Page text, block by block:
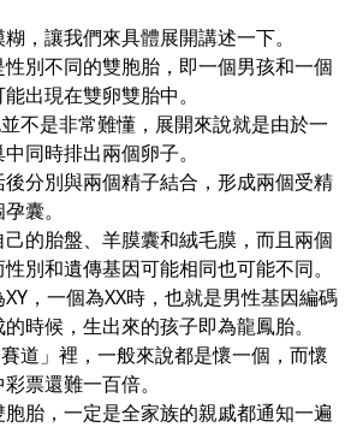
，讓我們來具體展開講述一下。
別不同的雙胞胎，即一個男孩和一個
出現在雙卵雙胎中。
不是非常難懂，展開來說就是由於一
同時排出兩個卵子。
分別與兩個精子結合，形成兩個受精
囊。
的胎盤、羊膜囊和絨毛膜，而且兩個
別和遺傳基因可能相同也可能不同。
，一個為XX時，也就是男性基因編碼
時候，生出來的孩子即為龍鳳胎。
道」裡，一般來說都是懷一個，而懷
票還難一百倍。
胎，一定是全家族的親戚都通知一遍